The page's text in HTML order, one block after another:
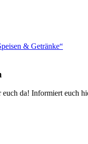
& Getränke“
da! Informiert euch